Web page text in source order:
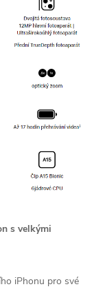
s velkými
iPhonu pro své